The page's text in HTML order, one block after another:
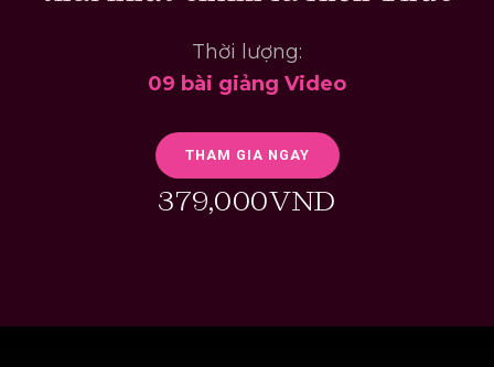
Thời lượng:
09 bài giảng Video
THAM GIA NGAY
379,000VND